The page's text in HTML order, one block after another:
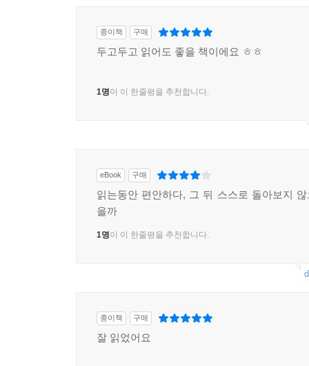
종이책 구매
두고두고 읽어도 좋을 책이에요 ㅎㅎ
1명이 이 한줄평을 추천합니다.
eBook 구매
읽는동안 편안하다, 그 뒤 스스로 돌아보지
을까
1명이 이 한줄평을 추천합니다.
종이책 구매
잘 읽었어요